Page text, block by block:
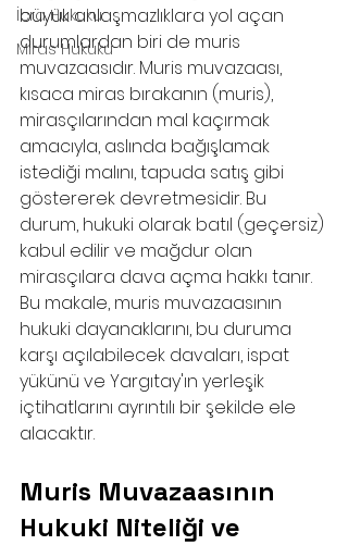
İcra Hukuku
Miras Hukuku
büyük anlaşmazlıklara yol açan
durumlardan biri de muris
muvazaasıdır. Muris muvazaası,
kısaca miras bırakanın (muris),
mirasçılarından mal kaçırmak
amacıyla, aslında bağışlamak
istediği malını, tapuda satış gibi
göstererek devretmesidir. Bu
durum, hukuki olarak batıl (geçersiz)
kabul edilir ve mağdur olan
mirasçılara dava açma hakkı tanır.
Bu makale, muris muvazaasının
hukuki dayanaklarını, bu duruma
karşı açılabilecek davaları, ispat
yükünü ve Yargıtay'ın yerleşik
içtihatlarını ayrıntılı bir şekilde ele
alacaktır.
Muris Muvazaasının
Hukuki Niteliği ve